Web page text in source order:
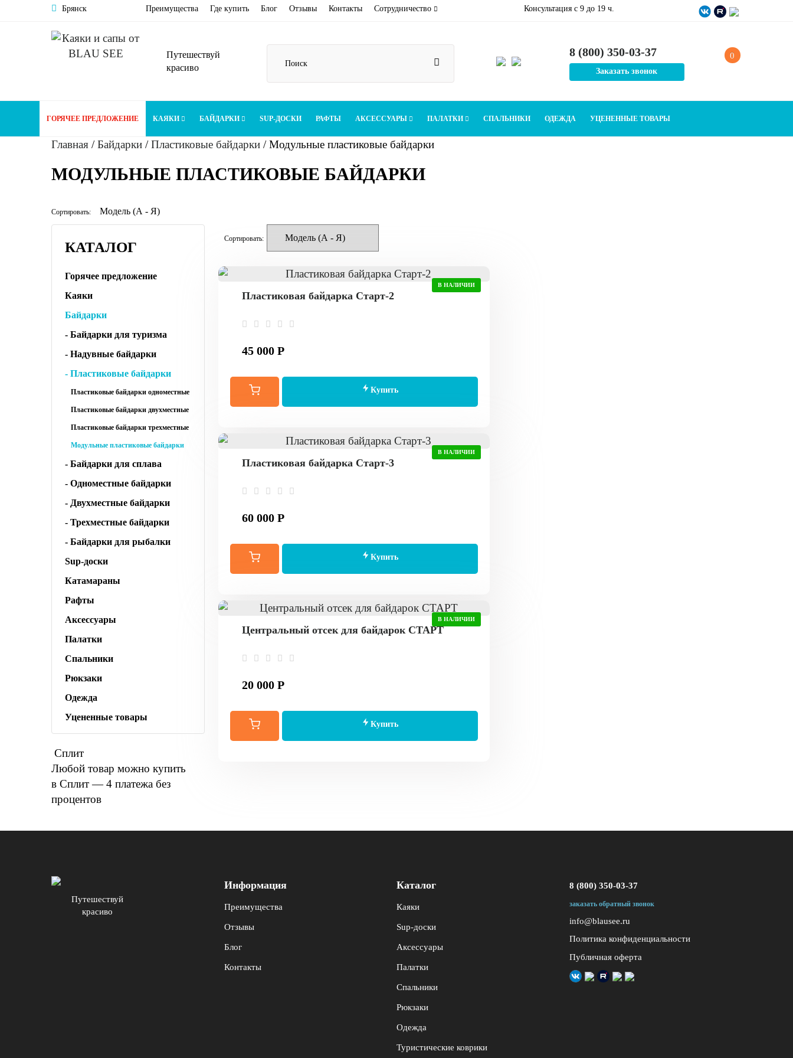
Брянск Преимущества Где купить Блог Отзывы Контакты Сотрудничество Консультация c 9 до 19 ч.
Путешествуй
красиво
8 (800) 350-03-37
Заказать звонок
0
ГОРЯЧЕЕ ПРЕДЛОЖЕНИЕ КАЯКИ БАЙДАРКИ SUP-ДОСКИ РАФТЫ АКСЕССУАРЫ ПАЛАТКИ СПАЛЬНИКИ ОДЕЖДА УЦЕНЕННЫЕ ТОВАРЫ
Главная / Байдарки / Пластиковые байдарки / Модульные пластиковые байдарки
МОДУЛЬНЫЕ ПЛАСТИКОВЫЕ БАЙДАРКИ
Сортировать:
КАТАЛОГ
Горячее предложение
Каяки
Байдарки
- Байдарки для туризма
- Надувные байдарки
- Пластиковые байдарки
Пластиковые байдарки одноместные
Пластиковые байдарки двухместные
Пластиковые байдарки трехместные
Модульные пластиковые байдарки
- Байдарки для сплава
- Одноместные байдарки
- Двухместные байдарки
- Трехместные байдарки
- Байдарки для рыбалки
Sup-доски
Катамараны
Рафты
Аксессуары
Палатки
Спальники
Рюкзаки
Одежда
Уцененные товары
Сплит
Любой товар можно купить
в Сплит — 4 платежа без
процентов
Сортировать:
В НАЛИЧИИ
Пластиковая байдарка Старт-2
45 000 Р
Купить
В НАЛИЧИИ
Пластиковая байдарка Старт-3
60 000 Р
Купить
В НАЛИЧИИ
Центральный отсек для байдарок СТАРТ
20 000 Р
Купить
Путешествуй
красиво
Информация
Преимущества
Отзывы
Блог
Контакты
Каталог
Каяки
Sup-доски
Аксессуары
Палатки
Спальники
Рюкзаки
Одежда
Туристические коврики
8 (800) 350-03-37
заказать обратный звонок
info@blausee.ru
Политика конфиденциальности
Публичная оферта